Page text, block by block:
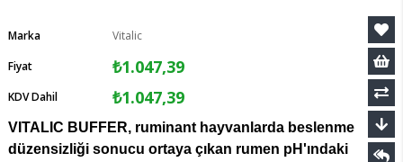
Marka
Vitalic
Fiyat
₺1.047,39
KDV Dahil ₺1.047,39
VITALIC BUFFER, ruminant hayvanlarda beslenme
düzensizliği sonucu ortaya çıkan rumen pH'ındaki